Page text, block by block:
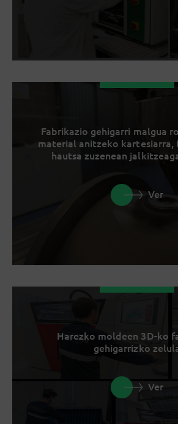
Fabrikazio gehigarri malgua
material anitzeko kartesiarra,
hautsa zuzenean
Ver
Harezko moldeen 3D-ko
gehigarrizko
Ver